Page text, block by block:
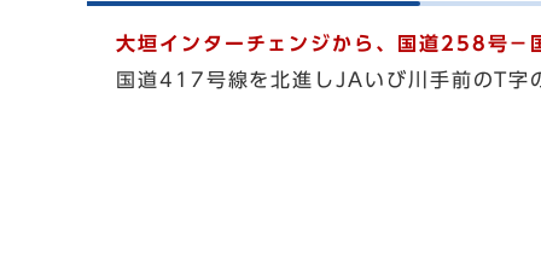
大垣インターチェンジから、国道258号
国道417号線を北進しJAいび川手前のT字